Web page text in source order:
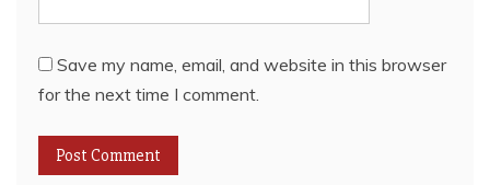
Save my name, email, and website in this browser
for the next time I comment.